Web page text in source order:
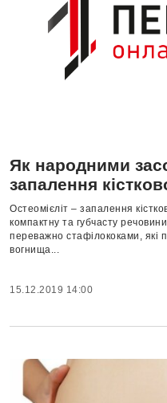
Як народними
запалення
Остеомієліт – запалення
компактну та губчасту
переважно стафілококами, які
вогнища...
15.12.2019 14:00